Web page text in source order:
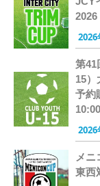
2026
第41
15
予約
2026
メニ
東西